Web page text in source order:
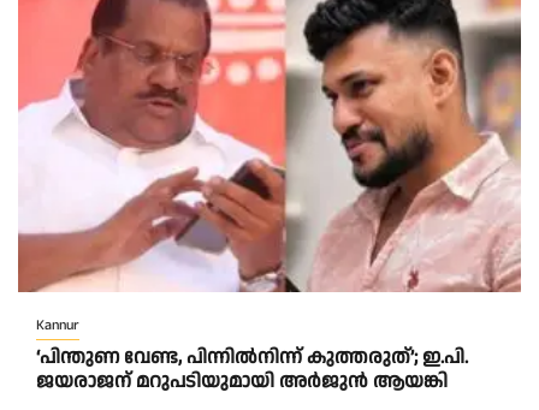
Kannur
‘പിന്തുണ വേണ്ട, പിന്നിൽനിന്ന് കുത്തരുത്’; ഇ.പി.
ജയരാജന് മറുപടിയുമായി അർജുൻ ആയങ്കി